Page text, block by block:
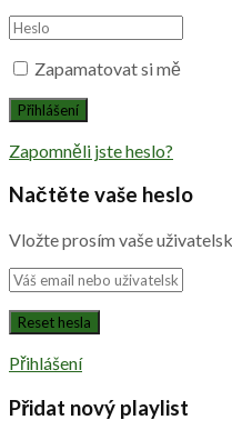
Zapamatovat si mě
Zapomněli jste heslo?
Načtěte vaše heslo
Vložte prosím vaše
Přihlášení
Přidat nový playlist